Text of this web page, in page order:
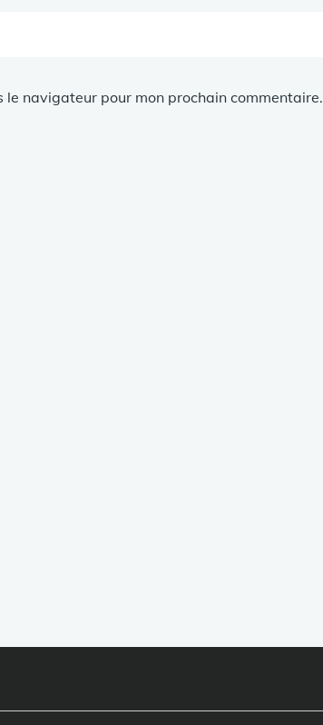
navigateur pour mon prochain commentaire.